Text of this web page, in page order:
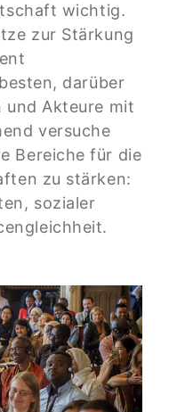
wichtig.
zur Stärkung
darüber
und Akteure mit
versuche
Bereiche für die
zu stärken:
sozialer